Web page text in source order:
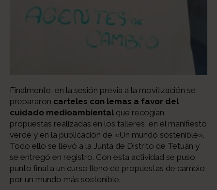
Finalmente, en la sesión previa a la movilización se
prepararon carteles con lemas a favor del
cuidado medioambiental que recogían
propuestas realizadas en los talleres, en el manifiesto
verde y en la publicación de «Un mundo sostenible».
Todo ello se llevó a la Junta de Distrito de Tetuán y
se entregó en registro. Con esta actividad se puso
punto final a un curso lleno de propuestas de cambio
por un mundo más sostenible.